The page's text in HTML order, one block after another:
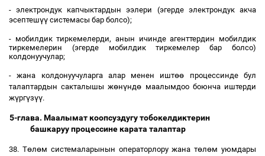
- электрондук капчыктардын ээлери (эгерде электрондук акча
эсептешүү системасы бар болсо);
- мобилдик тиркемелерди, анын ичинде агенттердин мобилдик
тиркемелерин (эгерде мобилдик тиркемелер бар болсо)
колдонуучулар;
- жана колдонуучуларга алар менен иштөө процессинде бул
талаптардын сакталышы жөнүндө маалымдоо боюнча иштерди
жүргүзүү.
5-глава. Маалымат коопсуздугу тобокелдиктерин
башкаруу процессине карата талаптар
38. Төлөм системаларынын операторлору жана төлөм уюмдары